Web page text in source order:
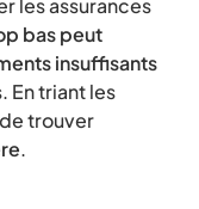
les assurances
bas peut
insuffisants
En triant les
trouver
.